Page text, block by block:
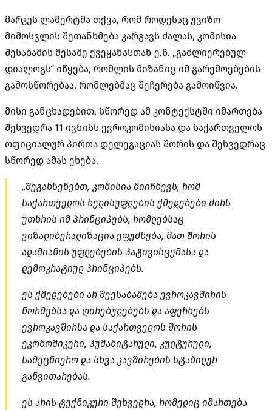
მარკუს ლამერტმა თქვა, რომ როდესაც უვიზო
მიმოსვლის შეთანხმება კარგავს ძალას, კომისია
შესაბამის მესამე ქვეყანასთან ე.წ. „გაძლიერებულ
დიალოგს“ იწყება, რომლის მიზანიც იმ გარემოებების
გამოსწორებაა, რომლებმაც შეჩერება გამოიწვია.
მისი განცხადებით, სწორედ ამ კონტექსტში იმართება
შეხვედრა 11 ივნისს ევროკომისიასა და საქართველოს
ოფიციალურ პირთა დელეგაციას შორის და შეხვედრაც
სწორედ ამას ეხება.
„შეგახსენებთ, კომისია მიიჩნევს, რომ
საქართველოს ხელისუფლების ქმედებები ძირს
უთხრის იმ პრინციპებს, რომლებსაც
ვიზალიბერალიზაცია ეფუძნება, მათ შორის
ადამიანის უფლებების პატივისცემასა და
დემოკრატიულ პრინციპებს.
ეს ქმედებები არ შეესაბამება ევროკავშირის
ნორმებსა და ღირებულებებს და აფერხებს
ევროკავშირსა და საქართველოს შორის
ეკონომიკური, ჰუმანიტარული, კულტურული,
სამეცნიერო და სხვა კავშირების სტაბილურ
განვითარებას.
ეს არის ტექნიკური შეხვედრა, რომელიც იმართება